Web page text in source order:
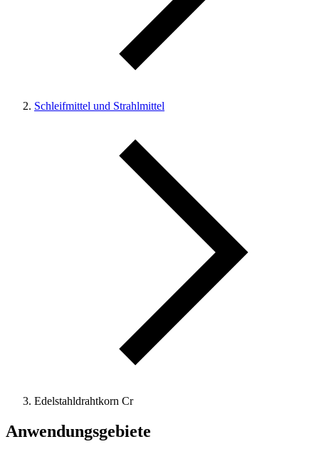
Schleifmittel und Strahlmittel
Edelstahldrahtkorn Cr
Anwendungsgebiete